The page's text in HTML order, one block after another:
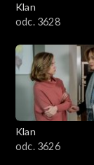
Klan
odc. 3628
Klan
odc. 3626